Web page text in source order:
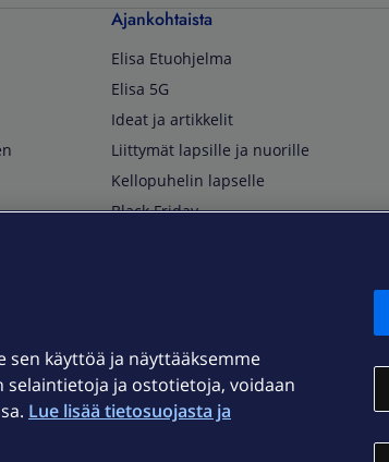
Ajankohtaista
Elisa Etuohjelma
Elisa 5G
Ideat ja artikkelit
Liittymät lapsille ja nuorille
Kellopuhelin lapselle
Black Friday
sen käyttöä ja näyttääksemme
selaintietoja ja ostotietoja, voidaan
Lue lisää tietosuojasta ja